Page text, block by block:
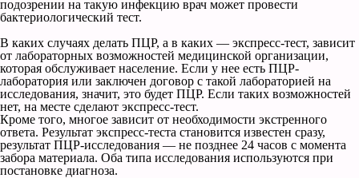
подозрении на такую инфекцию врач может провести
бактериологический тест.
В каких случаях делать ПЦР, а в каких — экспресс-тест, зависит
от лабораторных возможностей медицинской организации,
которая обслуживает население. Если у нее есть ПЦР-
лаборатория или заключен договор с такой лабораторией на
исследования, значит, это будет ПЦР. Если таких возможностей
нет, на месте сделают экспресс-тест.
Кроме того, многое зависит от необходимости экстренного
ответа. Результат экспресс-теста становится известен сразу,
результат ПЦР-исследования — не позднее 24 часов с момента
забора материала. Оба типа исследования используются при
постановке диагноза.